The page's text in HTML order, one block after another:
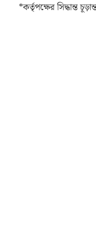
*কর্তৃপক্ষের সিদ্ধান্ত